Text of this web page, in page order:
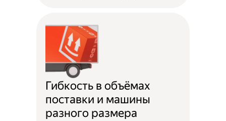
Гибкость в объёмах
поставки и машины
разного размера